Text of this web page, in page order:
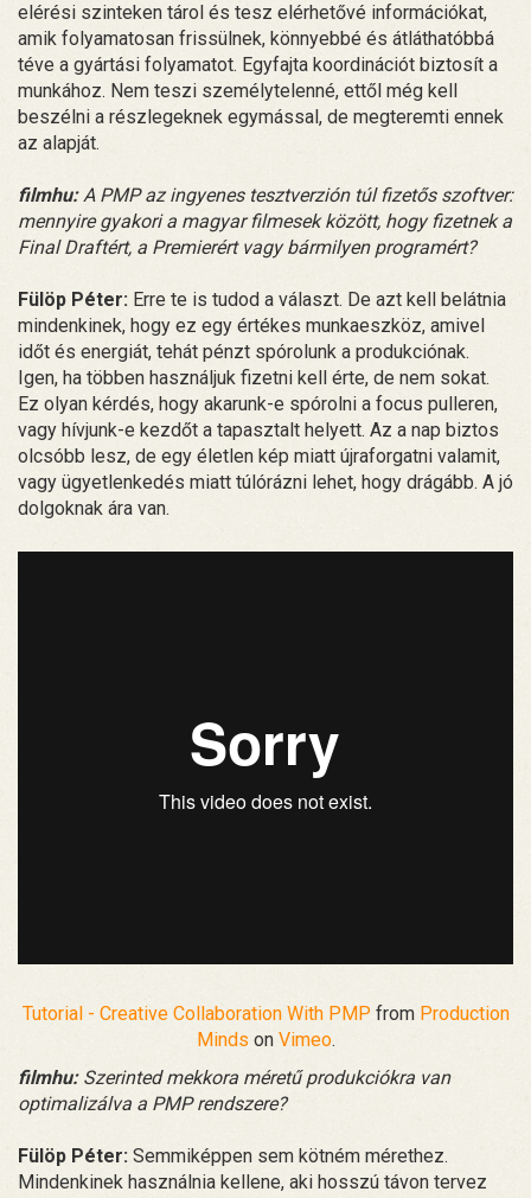
elérési szinteken tárol és tesz elérhetővé információkat,
amik folyamatosan frissülnek, könnyebbé és átláthatóbbá
téve a gyártási folyamatot. Egyfajta koordinációt biztosít a
munkához. Nem teszi személytelenné, ettől még kell
beszélni a részlegeknek egymással, de megteremti ennek
az alapját.
filmhu:A PMP az ingyenes tesztverzión túl fizetős szoftver:
mennyire gyakori a magyar filmesek között, hogy fizetnek a
Final Draftért, a Premierért vagy bármilyen programért?
Fülöp Péter: Erre te is tudod a választ. De azt kell belátnia
mindenkinek, hogy ez egy értékes munkaeszköz, amivel
időt és energiát, tehát pénzt spórolunk a produkciónak.
Igen, ha többen használjuk fizetni kell érte, de nem sokat.
Ez olyan kérdés, hogy akarunk-e spórolni a focus pulleren,
vagy hívjunk-e kezdőt a tapasztalt helyett. Az a nap biztos
olcsóbb lesz, de egy életlen kép miatt újraforgatni valamit,
vagy ügyetlenkedés miatt túlórázni lehet, hogy drágább. A jó
dolgoknak ára van.
Tutorial - Creative Collaboration With PMPfrom Production
Minds on Vimeo.
filmhu:Szerinted mekkora méretű produkciókra van
optimalizálva a PMP rendszere?
Fülöp Péter: Semmiképpen sem kötném mérethez.
Mindenkinek használnia kellene, aki hosszú távon tervez